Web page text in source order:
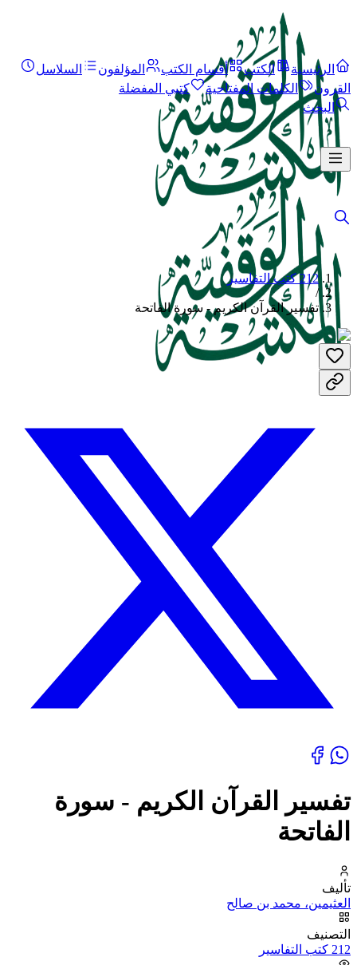
الرئيسية الكتب أقسام الكتب المؤلفون
السلاسل
القرون
الكلمات المفتاحية
كتبي المفضلة
البحث
212 كتب التفاسير
/
تفسير القرآن الكريم - سورة الفاتحة
تفسير القرآن الكريم - سورة
الفاتحة
تأليف
العثيمين، محمد بن صالح
التصنيف
212 كتب التفاسير